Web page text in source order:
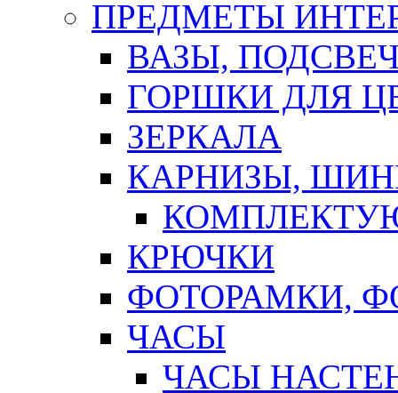
ПРЕДМЕТЫ
ВАЗЫ,
ГОРШКИ ДЛЯ
ЗЕРКАЛА
КАРНИЗЫ,
КРЮЧКИ
ФОТОРАМКИ,
ЧАСЫ
ЧАСЫ